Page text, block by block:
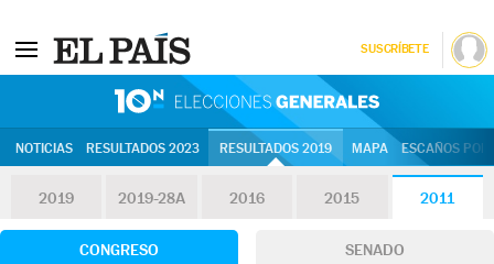
SUSCRÍBETE
NOTICIAS RESULTADOS 2023 RESULTADOS 2019 MAPA ESCAÑOS
2019 2019-28A 2016 2015 2011
CONGRESO SENADO